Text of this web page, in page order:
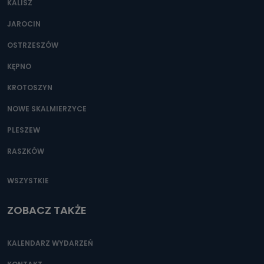
Można to zrobić pod numerem telefonu 62 735-51-05 lub
KALISZ
JAROCIN
OSTRZESZÓW
KĘPNO
KROTOSZYN
NOWE SKALMIERZYCE
PLESZEW
RASZKÓW
WSZYSTKIE
ZOBACZ TAKŻE
KALENDARZ WYDARZEŃ